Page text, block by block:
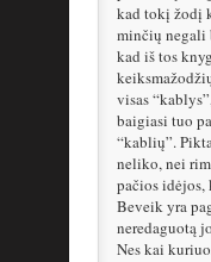
kad tokį žodį
minčių negali
kad iš tos
visas
baigiasi tuo
“kablių”.
neliko, nei
pačios
Beveik yra
neredaguotą
Nes kai